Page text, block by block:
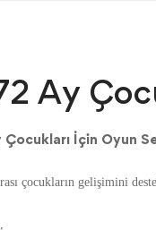
Ay
İçin Oyun
çocukların gelişimini